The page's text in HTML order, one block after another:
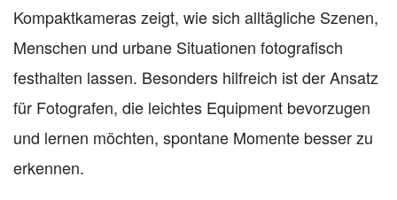
Kompaktkameras zeigt, wie sich alltägliche Szenen,
Menschen und urbane Situationen fotografisch
festhalten lassen. Besonders hilfreich ist der Ansatz
für Fotografen, die leichtes Equipment bevorzugen
und lernen möchten, spontane Momente besser zu
erkennen.